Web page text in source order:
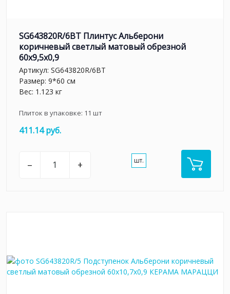
SG643820R/6BT Плинтус Альберони
коричневый светлый матовый обрезной
60x9,5x0,9
Артикул: SG643820R/6BT
Размер: 9*60 см
Вес: 1.123 кг
Плиток в упаковке: 11 шт
411.14 руб.
– + шт.